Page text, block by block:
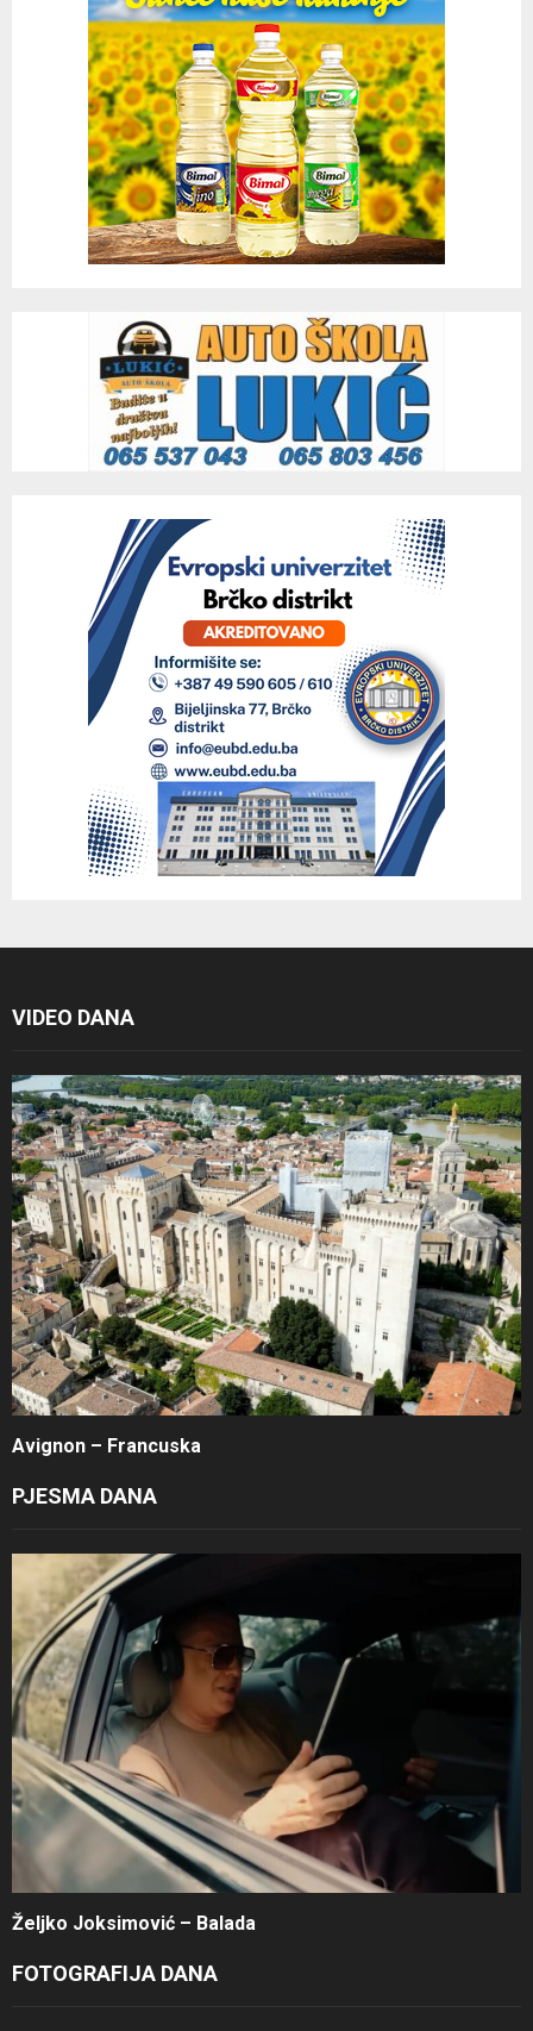
VIDEO DANA
Avignon – Francuska
PJESMA DANA
Željko Joksimović – Balada
FOTOGRAFIJA DANA